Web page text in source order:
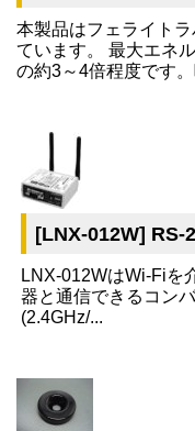
本製品はフェライト
ています。 最大エネ
の約3～4倍程度です
[LNX-012W] RS-
LNX-012WはWi-Fiを
器と通信できるコン
(2.4GHz/...